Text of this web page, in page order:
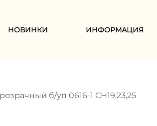
НОВИНКИ ИНФОРМАЦИЯ
б/уп 0616-1 СН19,23,25